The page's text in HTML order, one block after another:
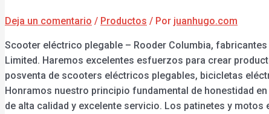
Deja un comentario / Productos / Por juanhugo.com
Scooter eléctrico plegable – Rooder Columbia,
Limited. Haremos excelentes esfuerzos para crear
posventa de scooters eléctricos plegables, bicicletas
Honramos nuestro principio fundamental de honestidad
de alta calidad y excelente servicio. Los patinetes y